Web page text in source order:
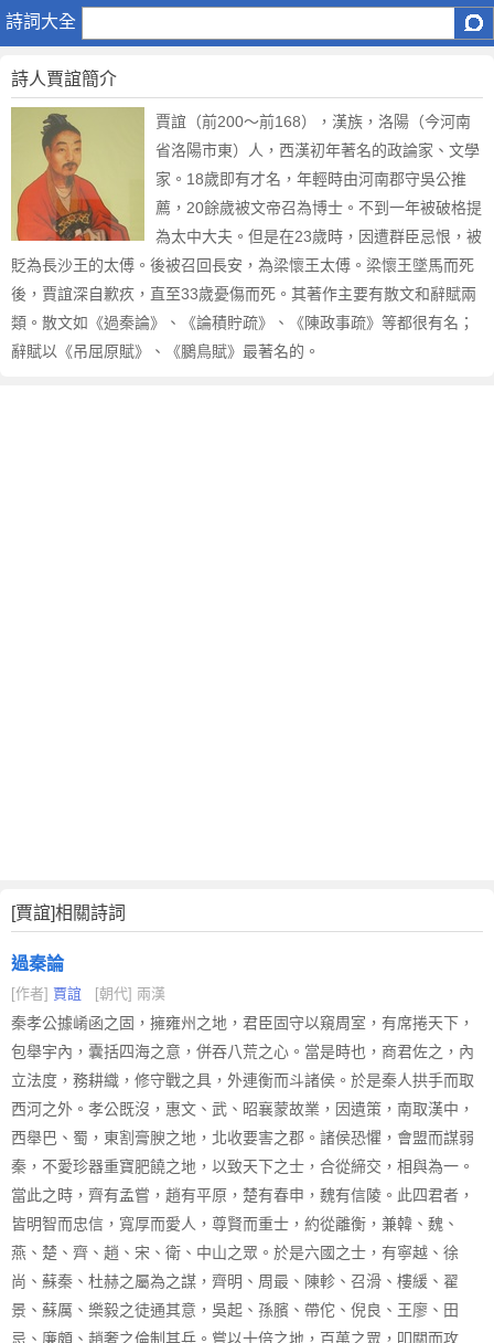
詩詞大全
賈
詩人賈誼簡介
賈誼（前200～前168），漢族，洛陽（今河南
省洛陽市東）人，西漢初年著名的政論家、文學
家。18歲即有才名，年輕時由河南郡守吳公推
薦，20餘歲被文帝召為博士。不到一年被破格提
為太中大夫。但是在23歲時，因遭群臣忌恨，被
貶為長沙王的太傅。後被召回長安，為梁懷王太傅。梁懷王墜馬而死
後，賈誼深自歉疚，直至33歲憂傷而死。其著作主要有散文和辭賦兩
類。散文如《過秦論》、《論積貯疏》、《陳政事疏》等都很有名；
辭賦以《吊屈原賦》、《鵩鳥賦》最著名的。
[賈誼]相關詩詞
過秦論
[作者] 賈誼 [朝代] 兩漢
秦孝公據崤函之固，擁雍州之地，君臣固守以窺周室，有席捲天下，
包舉宇內，囊括四海之意，併吞八荒之心。當是時也，商君佐之，內
立法度，務耕織，修守戰之具，外連衡而斗諸侯。於是秦人拱手而取
西河之外。孝公既沒，惠文、武、昭襄蒙故業，因遺策，南取漢中，
西舉巴、蜀，東割膏腴之地，北收要害之郡。諸侯恐懼，會盟而謀弱
秦，不愛珍器重寶肥饒之地，以致天下之士，合從締交，相與為一。
當此之時，齊有孟嘗，趙有平原，楚有春申，魏有信陵。此四君者，
皆明智而忠信，寬厚而愛人，尊賢而重士，約從離衡，兼韓、魏、
燕、楚、齊、趙、宋、衛、中山之眾。於是六國之士，有寧越、徐
尚、蘇秦、杜赫之屬為之謀，齊明、周最、陳軫、召滑、樓緩、翟
景、蘇厲、樂毅之徒通其意，吳起、孫臏、帶佗、倪良、王廖、田
忌、廉頗、趙奢之倫制其兵。嘗以十倍之地，百萬之眾，叩關而攻